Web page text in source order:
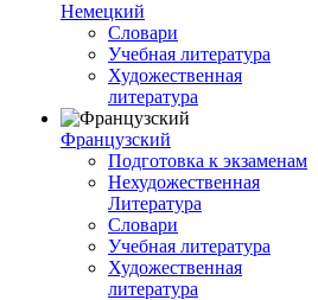
Немецкий
Словари
Учебная литература
Художественная
литература
Французский
Подготовка к экзаменам
Нехудожественная
Литература
Словари
Учебная литература
Художественная
литература